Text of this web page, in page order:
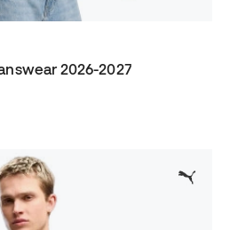
2026-2027